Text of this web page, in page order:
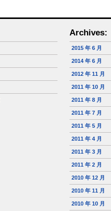
Archives:
2015 年 6 月
2014 年 6 月
2012 年 11 月
2011 年 10 月
2011 年 8 月
2011 年 7 月
2011 年 5 月
2011 年 4 月
2011 年 3 月
2011 年 2 月
2010 年 12 月
2010 年 11 月
2010 年 10 月